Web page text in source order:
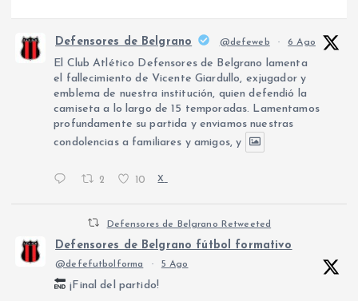
Defensores de Belgrano @defeweb · 6 Ago
El Club Atlético Defensores de Belgrano lamenta
el fallecimiento de Vicente Giardullo, exjugador y
emblema de nuestra institución, quien defendió la
camiseta a lo largo de 15 temporadas. Lamentamos
profundamente su partida y enviamos nuestras
condolencias a familiares y amigos, y
2 10 X
Defensores de Belgrano Retweeted
Defensores de Belgrano fútbol formativo
@defefutbolforma · 5 Ago
¡Final del partido!